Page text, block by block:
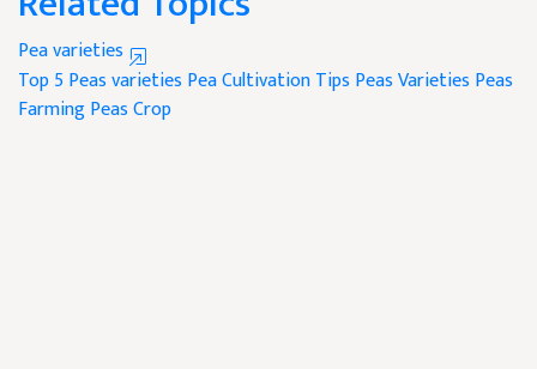
Pea varieties
Top 5 Peas varieties Pea Cultivation Tips Peas Varieties Peas
FarmingPeas Crop